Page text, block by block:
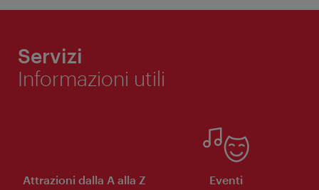
Servizi
Informazioni utili
Attrazioni dalla A alla Z Eventi